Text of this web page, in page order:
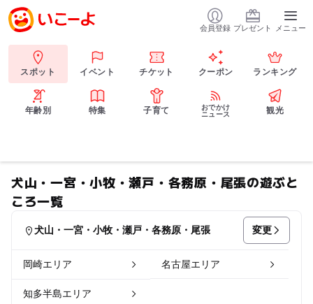
会員登録 プレゼント メニュー
スポット イベント チケット クーポン ランキング
年齢別 特集 子育て
おでかけ
ニュース
観光
犬山・一宮・小牧・瀬戸・各務原・尾張の遊ぶと
ころ一覧
犬山・一宮・小牧・瀬戸・各務原・尾張 変更
岡崎エリア 名古屋エリア
知多半島エリア